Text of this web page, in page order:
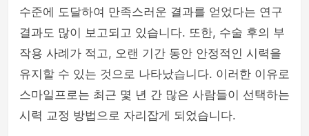
수준에 도달하여 만족스러운 결과를 얻었다는 연구
결과도 많이 보고되고 있습니다. 또한, 수술 후의 부
작용 사례가 적고, 오랜 기간 동안 안정적인 시력을
유지할 수 있는 것으로 나타났습니다. 이러한 이유로
스마일프로는 최근 몇 년 간 많은 사람들이 선택하는
시력 교정 방법으로 자리잡게 되었습니다.